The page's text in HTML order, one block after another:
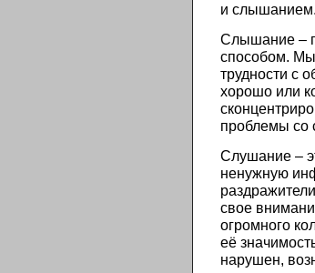
и слышанием.
Слышание –
способом.
трудности с
хорошо или
проблемы со
Слушание –
ненужную
свое
огромного
её
нарушен,